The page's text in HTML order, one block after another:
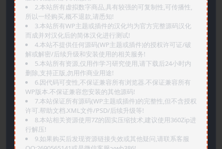
2.本站所有虚拟数字商品,具有较强的可复制性,可传播性,
所以一经购买,概不退款,请悉知!
3.本站所有WP主题或插件的汉化均为官方完整源码汉化
而成并对汉化后的简体汉化进行测试!
4.本站不提供任何源码(WP主题或插件)的授权许可证/破
解或解密/后续升级和安装使用的相关服务!
5.本站所有资源,仅用作学习研究使用,请下载后24小时内
删除,支持正版,勿用作商业用途!
6.因代码可变性,不保证兼容所有浏览器.不保证兼容所有
WP版本.不保证兼容您安装的其他源码!
7.本站保证所有源码(WP主题或插件)的完整性,但不含授权
许可.帮助文档.XML文件/PSD/后续升级等!
8.本站相关资源使用7Z的固实压缩技术,建议使用360Zip进
行解压!
9.如果购买后发现资源链接失效或其他疑问,请联系客服